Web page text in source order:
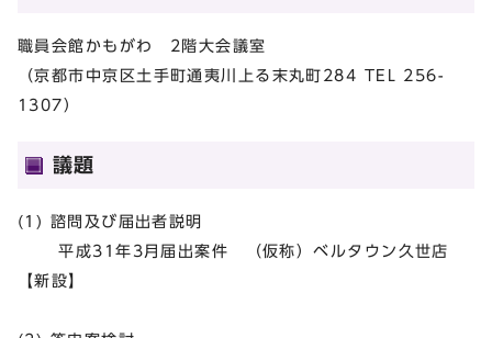
職員会館かもがわ 2階大会議室
（京都市中京区土手町通夷川上る末丸町284 TEL 256-
1307）
議題
(1) 諮問及び届出者説明
平成31年3月届出案件 （仮称）ベルタウン久世店
【新設】